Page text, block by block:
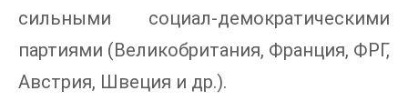
сильными социал-демократическими
партиями (Великобритания, Франция, ФРГ,
Австрия, Швеция и др.).